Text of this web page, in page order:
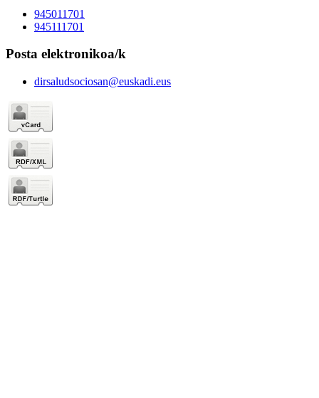
945011701
945111701
Posta elektronikoa/k
dirsaludsociosan@euskadi.eus